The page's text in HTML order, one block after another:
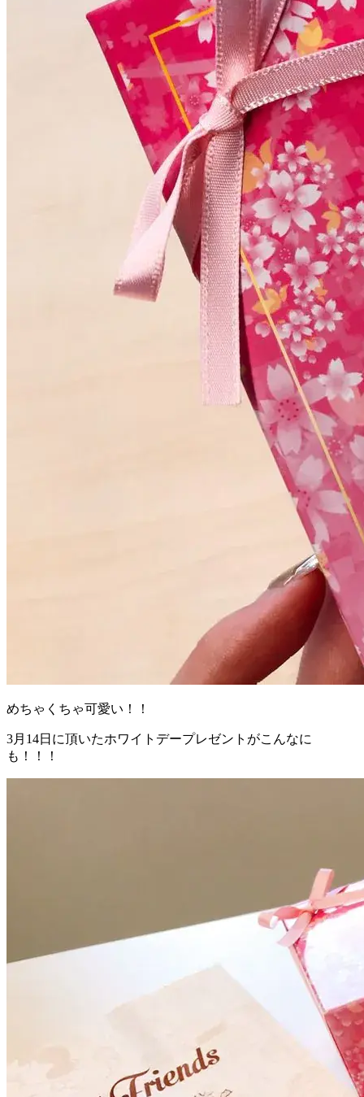
めちゃくちゃ可愛い！！
3月14日に頂いたホワイトデープレゼントがこんなに
も！！！